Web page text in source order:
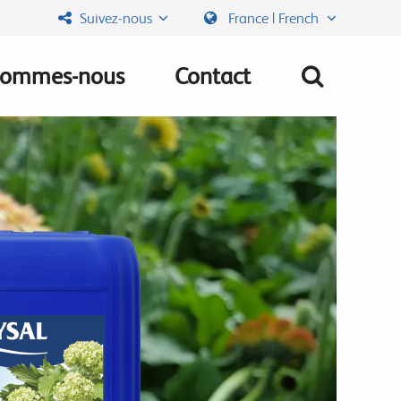
Suivez-nous France | French
nous Contact